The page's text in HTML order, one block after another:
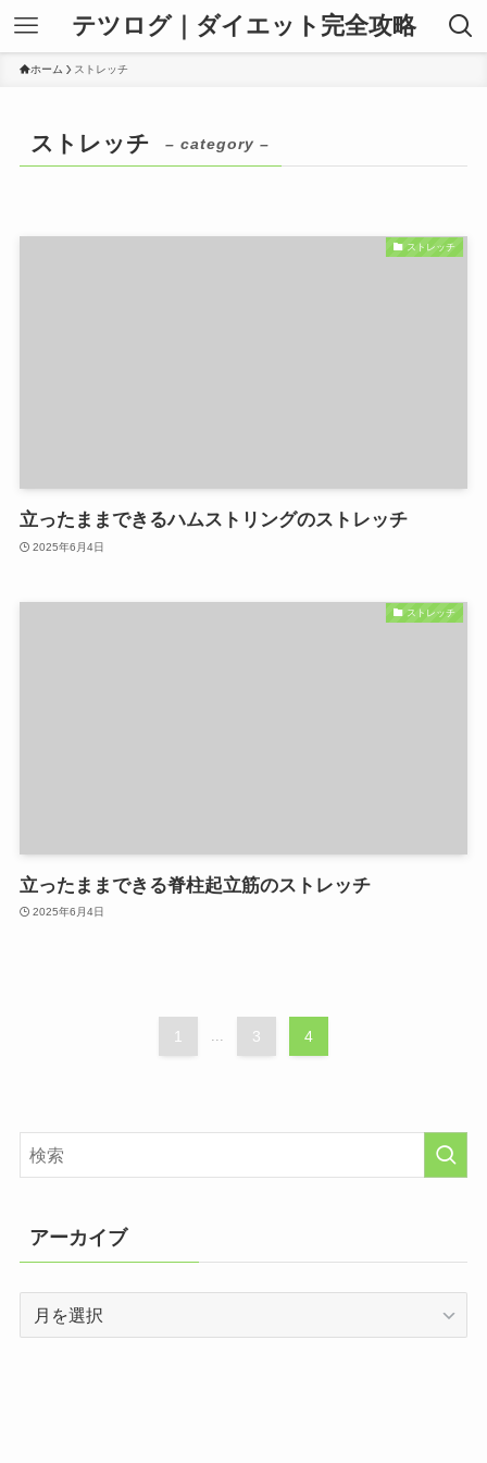
テツログ｜ダイエット完全攻略
ホーム ストレッチ
ストレッチ – category –
ストレッチ
立ったままできるハムストリングのストレッチ
2025年6月4日
ストレッチ
立ったままできる脊柱起立筋のストレッチ
2025年6月4日
1 3 4
アーカイブ